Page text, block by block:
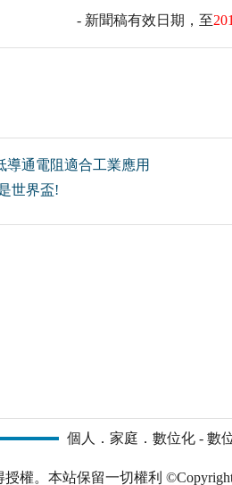
- 新聞稿有效日期，至
通電阻適合工業應用
世界盃!
個人．家庭．數位化 - 數
權。本站保留一切權利 ©Copyright